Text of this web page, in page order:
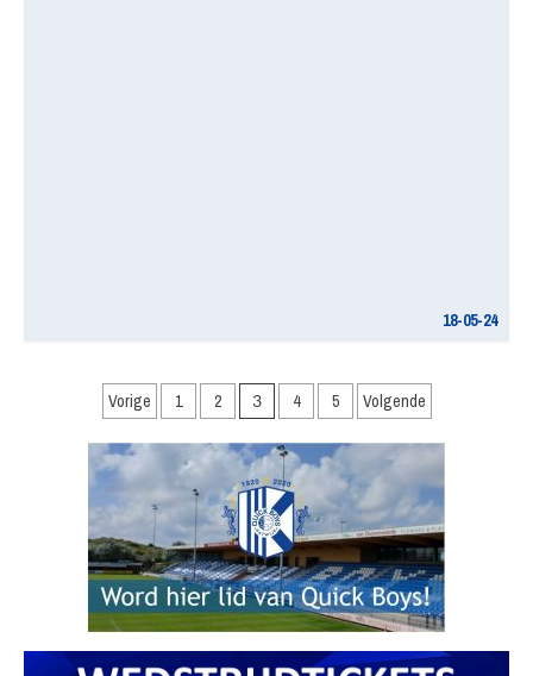
18-05-24
Berichten
paginering
Vorige 1 2 3 4 5 Volgende